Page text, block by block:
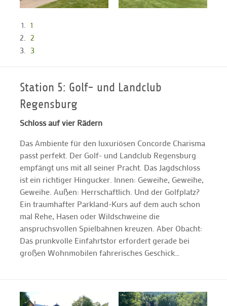
1
2
3
Station 5: Golf- und Landclub
Regensburg
Schloss auf vier Rädern
Das Ambiente für den luxuriösen Concorde Charisma
passt perfekt. Der Golf- und Landclub Regensburg
empfängt uns mit all seiner Pracht. Das Jagdschloss
ist ein richtiger Hingucker. Innen: Geweihe, Geweihe,
Geweihe. Außen: Herrschaftlich. Und der Golfplatz?
Ein traumhafter Parkland-Kurs auf dem auch schon
mal Rehe, Hasen oder Wildschweine die
anspruchsvollen Spielbahnen kreuzen. Aber Obacht:
Das prunkvolle Einfahrtstor erfordert gerade bei
großen Wohnmobilen fahrerisches Geschick…